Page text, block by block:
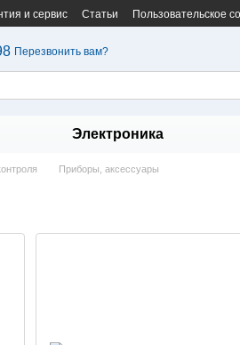
и сервис Статьи Пользовательское
Перезвонить вам?
Электроника
Приборы, аксессуары